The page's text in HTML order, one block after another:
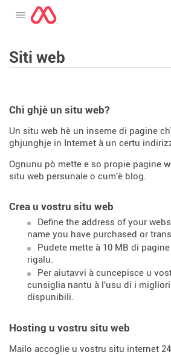
Apre u menu
Siti web
Chì ghjè un situ web?
Un situ web hè un inseme di pagine
ghjunghje in Internet à un certu
Ognunu pò mette e so propie pagine
situ web persunale o cum'è blog.
Crea u vostru situ web
Define the address of your
name you have purchased or
Pudete mette à 10 MB di
rigalu.
Per aiutavvi à cuncepisce u
cunsiglia nantu à l'usu di i
dispunibili.
Hosting u vostru situ web
Mailo accoglie u vostru situ internet